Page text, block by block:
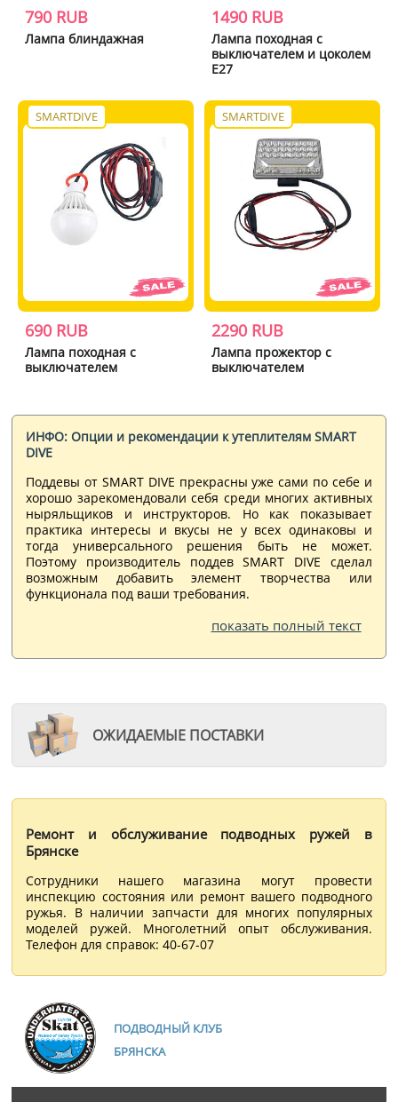
790 RUB
Лампа блиндажная
1490 RUB
Лампа походная с
выключателем и цоколем
E27
SMARTDIVE
690 RUB
Лампа походная с
выключателем
SMARTDIVE
2290 RUB
Лампа прожектор с
выключателем
ИНФО: Опции и рекомендации к утеплителям SMART
DIVE
Поддевы от SMART DIVE прекрасны уже сами по себе и
хорошо зарекомендовали себя среди многих активных
ныряльщиков и инструкторов. Но как показывает
практика интересы и вкусы не у всех одинаковы и
тогда универсального решения быть не может.
Поэтому производитель поддев SMART DIVE сделал
возможным добавить элемент творчества или
функционала под ваши требования.
показать полный текст
ОЖИДАЕМЫЕ ПОСТАВКИ
Ремонт и обслуживание подводных ружей в
Брянске
Сотрудники нашего магазина могут провести
инспекцию состояния или ремонт вашего подводного
ружья. В наличии запчасти для многих популярных
моделей ружей. Многолетний опыт обслуживания.
Телефон для справок: 40-67-07
ПОДВОДНЫЙ КЛУБ
БРЯНСКА